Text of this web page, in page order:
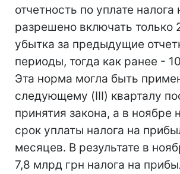
отчетность по уплате
разрешено включать только
убытка за предыдущие
периоды, тогда как ранее -
Эта норма могла быть
следующему (III) кварталу
принятия закона, а в ноябре
срок уплаты налога на
месяцев. В результате в
7,8 млрд грн налога на